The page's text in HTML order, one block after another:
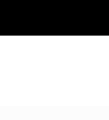
Línea 900